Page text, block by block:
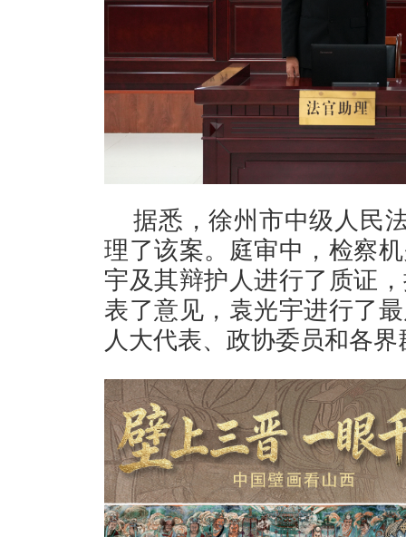
据悉，徐州市中级人民
理了该案。庭审中，检察
宇及其辩护人进行了质证
表了意见，袁光宇进行了
人大代表、政协委员和各